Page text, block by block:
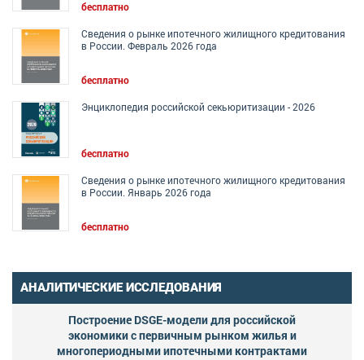
бесплатно
Сведения о рынке ипотечного жилищного кредитования
в России. Февраль 2026 года
бесплатно
Энциклопедия российской секьюритизации - 2026
бесплатно
Сведения о рынке ипотечного жилищного кредитования
в России. Январь 2026 года
бесплатно
АНАЛИТИЧЕСКИЕ ИССЛЕДОВАНИЯ
Построение DSGE-модели для российской
экономики с первичным рынком жилья и
многопериодными ипотечными контрактами